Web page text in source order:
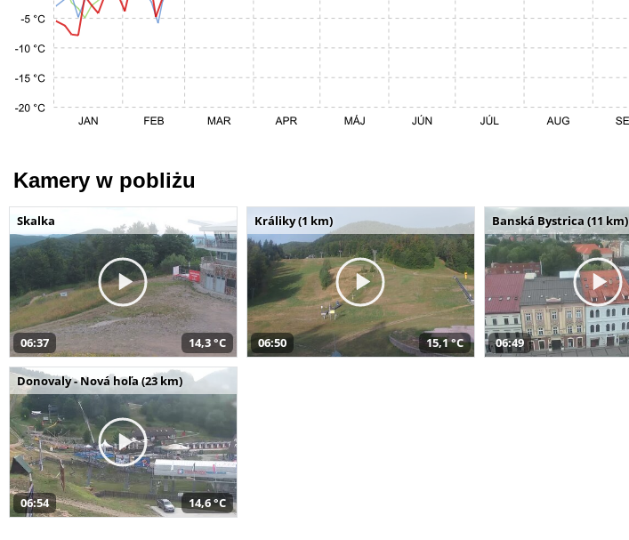
Kamery w pobliżu
Skalka
06:37 14,3 °C
Králiky (1 km)
06:50 15,1 °C
Banská Bystrica (11 km)
06:49
Donovaly - Nová hoľa (23 km)
06:54 14,6 °C